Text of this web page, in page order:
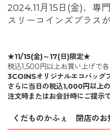
2024.11月15日(金)、専
スリーコインズプラス
★11/15(金)～17(日)限定★
税込1,500円以上お買い上げで
3COINSオリジナルエコバッグ
さらに当日の税込1,000円以上
注文時またはお会計時にご提示
くだものかふぇ 閉店の